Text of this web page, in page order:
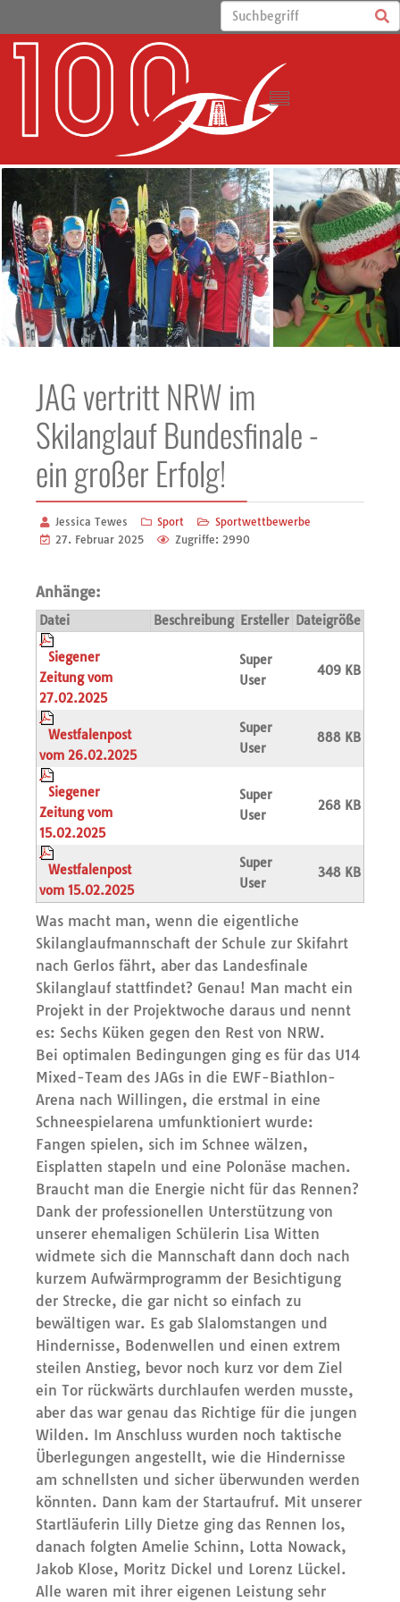
JAG vertritt NRW im
Skilanglauf Bundesfinale -
ein großer Erfolg!
Jessica Tewes Sport
Sportwettbewerbe
27. Februar 2025
Zugriffe: 2990
Anhänge:
Datei Beschreibung Ersteller Dateigröße
Siegener
Zeitung vom
27.02.2025
Super
User
409 KB
Westfalenpost
vom 26.02.2025
Super
User
888 KB
Siegener
Zeitung vom
15.02.2025
Super
User
268 KB
Westfalenpost
vom 15.02.2025
Super
User
348 KB
Was macht man, wenn die eigentliche
Skilanglaufmannschaft der Schule zur Skifahrt
nach Gerlos fährt, aber das Landesfinale
Skilanglauf stattfindet? Genau! Man macht ein
Projekt in der Projektwoche daraus und nennt
es: Sechs Küken gegen den Rest von NRW.
Bei optimalen Bedingungen ging es für das U14
Mixed-Team des JAGs in die EWF-Biathlon-
Arena nach Willingen, die erstmal in eine
Schneespielarena umfunktioniert wurde:
Fangen spielen, sich im Schnee wälzen,
Eisplatten stapeln und eine Polonäse machen.
Braucht man die Energie nicht für das Rennen?
Dank der professionellen Unterstützung von
unserer ehemaligen Schülerin Lisa Witten
widmete sich die Mannschaft dann doch nach
kurzem Aufwärmprogramm der Besichtigung
der Strecke, die gar nicht so einfach zu
bewältigen war. Es gab Slalomstangen und
Hindernisse, Bodenwellen und einen extrem
steilen Anstieg, bevor noch kurz vor dem Ziel
ein Tor rückwärts durchlaufen werden musste,
aber das war genau das Richtige für die jungen
Wilden. Im Anschluss wurden noch taktische
Überlegungen angestellt, wie die Hindernisse
am schnellsten und sicher überwunden werden
könnten. Dann kam der Startaufruf. Mit unserer
Startläuferin Lilly Dietze ging das Rennen los,
danach folgten Amelie Schinn, Lotta Nowack,
Jakob Klose, Moritz Dickel und Lorenz Lückel.
Alle waren mit ihrer eigenen Leistung sehr